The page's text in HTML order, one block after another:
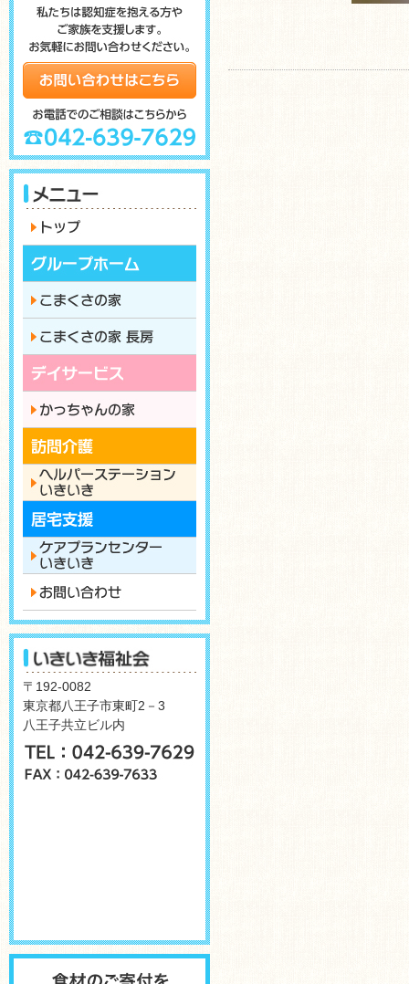
〒192-0082
東京都八王子市東町2－3
八王子共立ビル内